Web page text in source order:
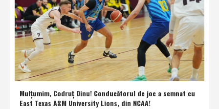
Mulţumim, Codruţ Dinu! Conducătorul de joc a semnat cu
East Texas A&M University Lions, din NCAA!